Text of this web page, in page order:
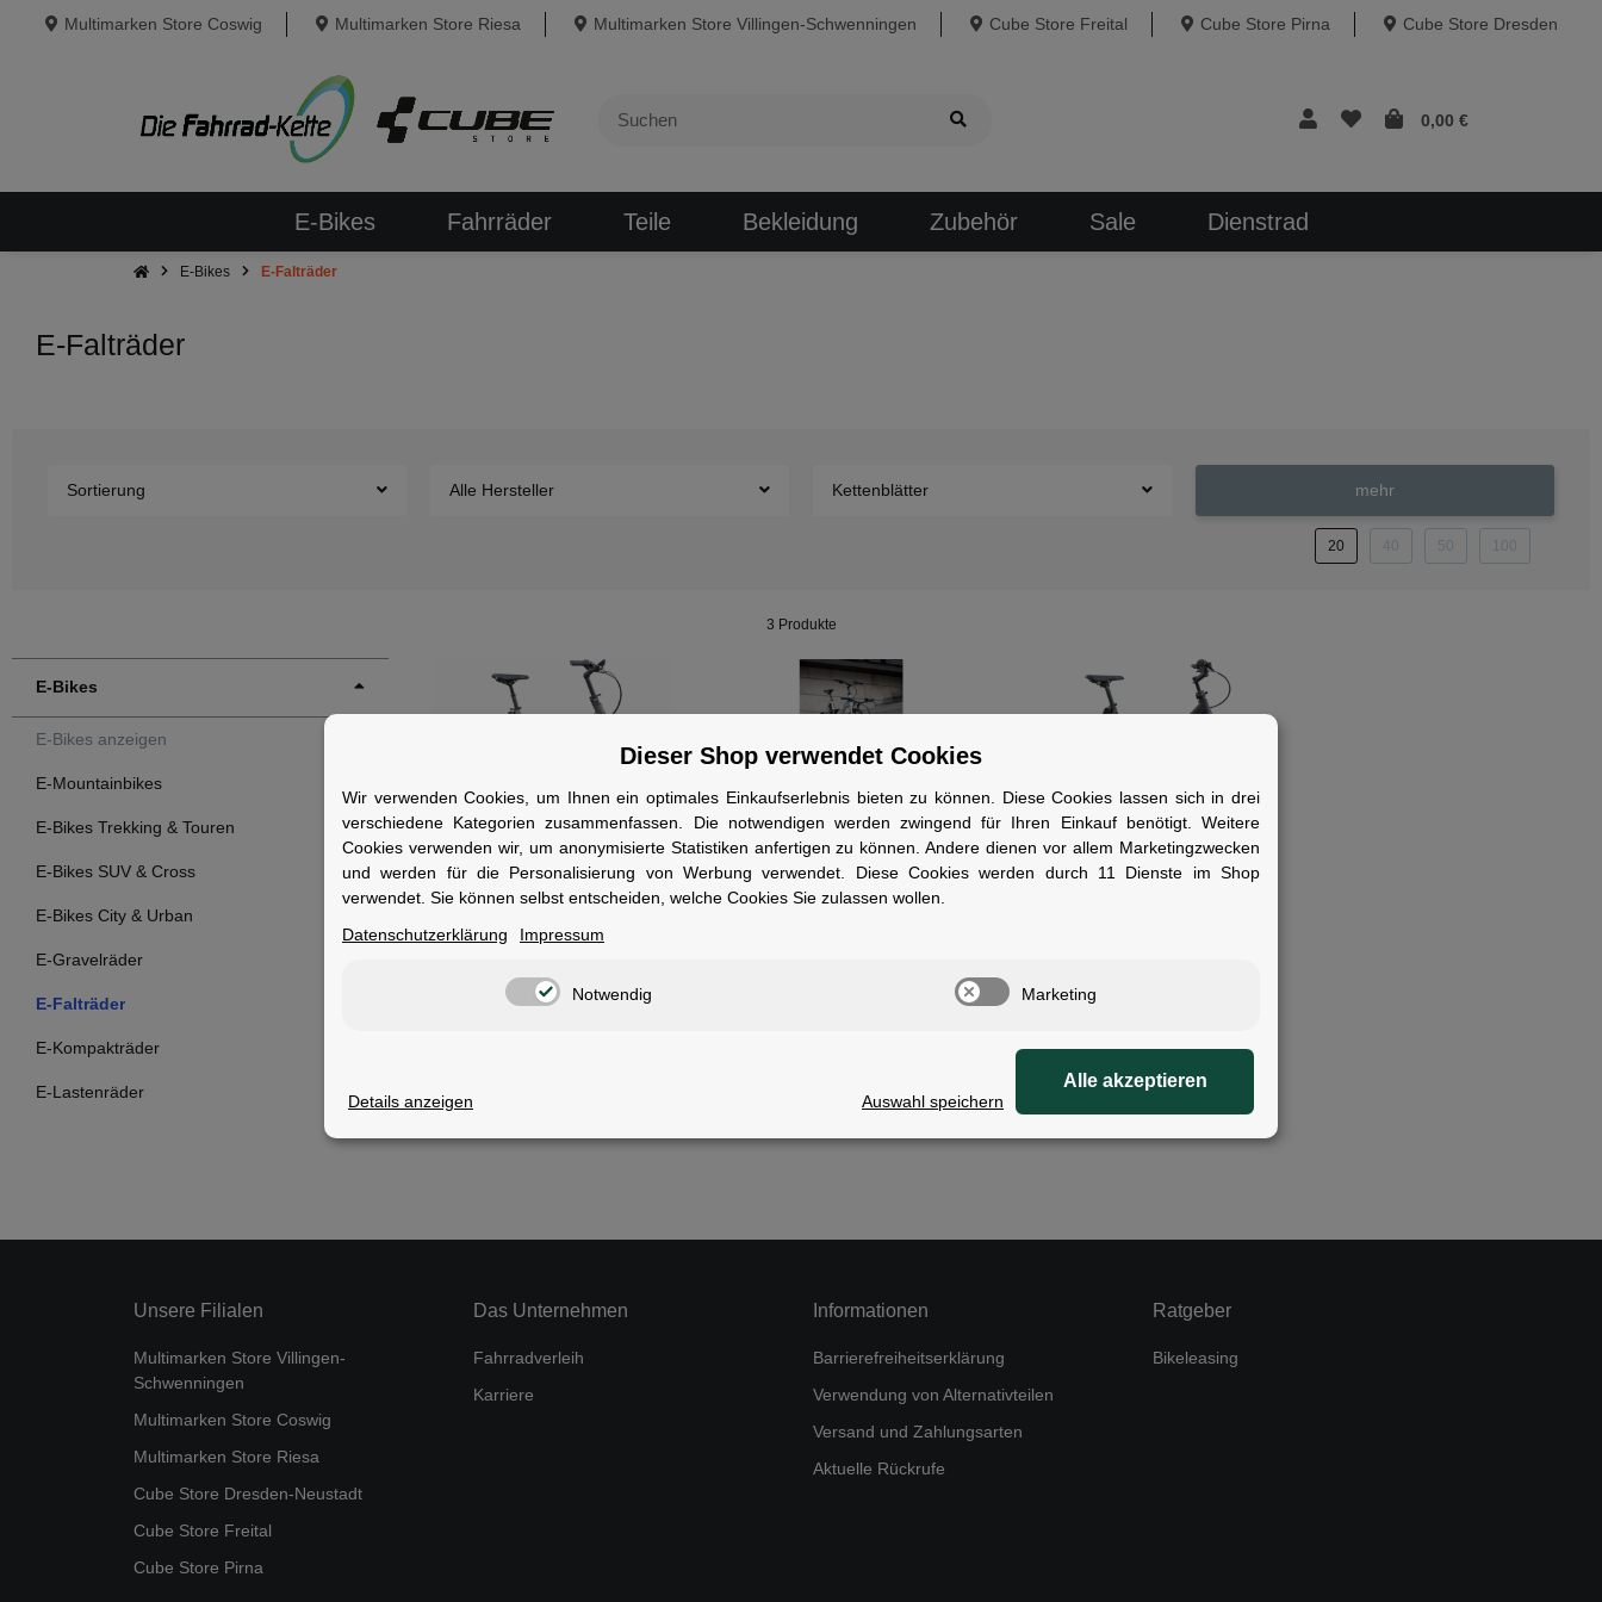
Multimarken Store Coswig Multimarken Store Riesa Multimarken Store Villingen-Schwenningen Cube Store Freital Cube Store Pirna Cube Store Dresden
0,00 €
E-Bikes Fahrräder Teile Bekleidung Zubehör Sale Dienstrad
E-Bikes E-Falträder
E-Falträder
Sortierung Alle Hersteller Kettenblätter mehr
20 40 50 100
3 Produkte
E-Bikes
E-Bikes anzeigen
E-Mountainbikes
E-Bikes Trekking & Touren
E-Bikes SUV & Cross
E-Bikes City & Urban
E-Gravelräder
E-Falträder
E-Kompakträder
E-Lastenräder
HERCULES
Hercules Rob Fold F5 545 Wh
E-Faltrad 20" titan-matt 48 cm
verfügbar
3.199,00 €* UVP
HERCULES
Hercules Rob Fold SL F5 400
Wh E-Faltrad 20" smokey
HERCULES
Hercules Rob Fold SL IQ 400
Unsere Filialen
Multimarken Store Villingen-
Schwenningen
Multimarken Store Coswig
Multimarken Store Riesa
Cube Store Dresden-Neustadt
Cube Store Freital
Cube Store Pirna
Das Unternehmen
Fahrradverleih
Karriere
Informationen
Barrierefreiheitserklärung
Verwendung von Alternativteilen
Versand und Zahlungsarten
Aktuelle Rückrufe
Ratgeber
Bikeleasing
Dieser Shop verwendet Cookies
Wir verwenden Cookies, um Ihnen ein optimales Einkaufserlebnis bieten zu können. Diese Cookies lassen sich in drei
verschiedene Kategorien zusammenfassen. Die notwendigen werden zwingend für Ihren Einkauf benötigt. Weitere
Cookies verwenden wir, um anonymisierte Statistiken anfertigen zu können. Andere dienen vor allem Marketingzwecken
und werden für die Personalisierung von Werbung verwendet. Diese Cookies werden durch 11 Dienste im Shop
verwendet. Sie können selbst entscheiden, welche Cookies Sie zulassen wollen.
Datenschutzerklärung
Impressum
Notwendig Marketing
Details anzeigen Auswahl speichern
Alle akzeptieren